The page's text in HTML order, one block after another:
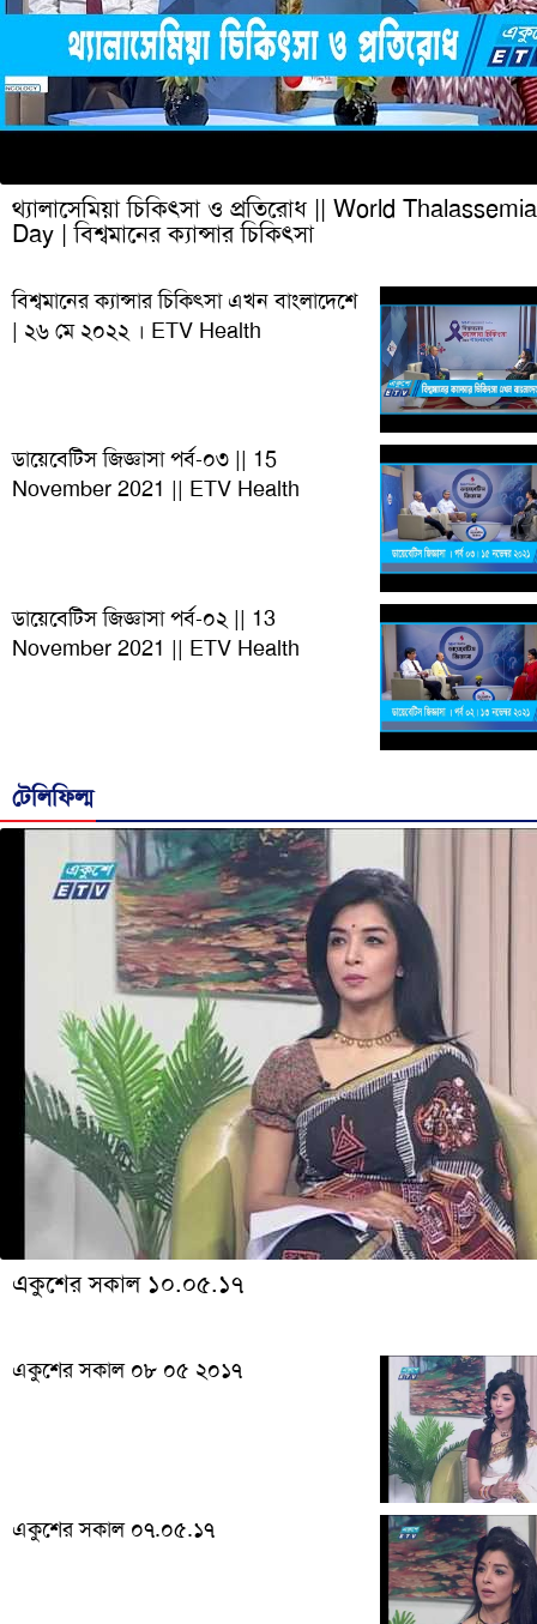
থ্যালাসেমিয়া চিকিৎসা ও প্রতিরোধ || World Thalassemia
Day | বিশ্বমানের ক্যান্সার চিকিৎসা
বিশ্বমানের ক্যান্সার চিকিৎসা এখন বাংলাদেশে
| ২৬ মে ২০২২ । ETV Health
ডায়েবেটিস জিজ্ঞাসা পর্ব-০৩ || 15
November 2021 || ETV Health
ডায়েবেটিস জিজ্ঞাসা পর্ব-০২ || 13
November 2021 || ETV Health
টেলিফিল্ম
একুশের সকাল ১০.০৫.১৭
একুশের সকাল ০৮ ০৫ ২০১৭
একুশের সকাল ০৭.০৫.১৭